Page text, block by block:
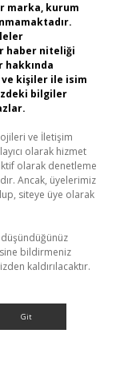
marka, kurum
haber niteliği
hakkında
ve kişiler ile isim
bilgiler
ve İletişim
olarak hizmet
olarak denetleme
Ancak, üyelerimiz
siteye üye olarak
bildirmeniz
kaldırılacaktır.